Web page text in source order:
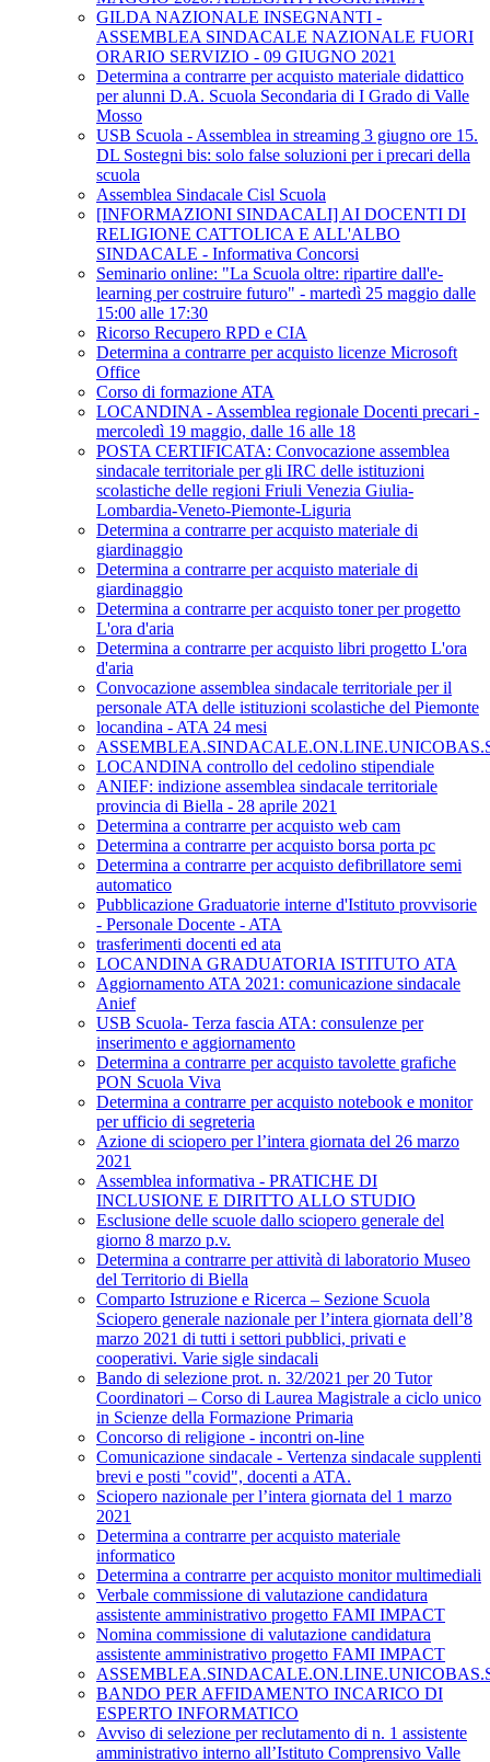
GILDA NAZIONALE INSEGNANTI -
ASSEMBLEA SINDACALE NAZIONALE FUORI
ORARIO SERVIZIO - 09 GIUGNO 2021
Determina a contrarre per acquisto materiale didattico
per alunni D.A. Scuola Secondaria di I Grado di Valle
Mosso
USB Scuola - Assemblea in streaming 3 giugno ore 15.
DL Sostegni bis: solo false soluzioni per i precari della
scuola
Assemblea Sindacale Cisl Scuola
[INFORMAZIONI SINDACALI] AI DOCENTI DI
RELIGIONE CATTOLICA E ALL'ALBO
SINDACALE - Informativa Concorsi
Seminario online: "La Scuola oltre: ripartire dall'e-
learning per costruire futuro" - martedì 25 maggio dalle
15:00 alle 17:30
Ricorso Recupero RPD e CIA
Determina a contrarre per acquisto licenze Microsoft
Office
Corso di formazione ATA
LOCANDINA - Assemblea regionale Docenti precari -
mercoledì 19 maggio, dalle 16 alle 18
POSTA CERTIFICATA: Convocazione assemblea
sindacale territoriale per gli IRC delle istituzioni
scolastiche delle regioni Friuli Venezia Giulia-
Lombardia-Veneto-Piemonte-Liguria
Determina a contrarre per acquisto materiale di
giardinaggio
Determina a contrarre per acquisto materiale di
giardinaggio
Determina a contrarre per acquisto toner per progetto
L'ora d'aria
Determina a contrarre per acquisto libri progetto L'ora
d'aria
Convocazione assemblea sindacale territoriale per il
personale ATA delle istituzioni scolastiche del Piemonte
locandina - ATA 24 mesi
LOCANDINA controllo del cedolino stipendiale
ANIEF: indizione assemblea sindacale territoriale
provincia di Biella - 28 aprile 2021
Determina a contrarre per acquisto web cam
Determina a contrarre per acquisto borsa porta pc
Determina a contrarre per acquisto defibrillatore semi
automatico
Pubblicazione Graduatorie interne d'Istituto provvisorie
- Personale Docente - ATA
trasferimenti docenti ed ata
LOCANDINA GRADUATORIA ISTITUTO ATA
Aggiornamento ATA 2021: comunicazione sindacale
Anief
USB Scuola- Terza fascia ATA: consulenze per
inserimento e aggiornamento
Determina a contrarre per acquisto tavolette grafiche
PON Scuola Viva
Determina a contrarre per acquisto notebook e monitor
per ufficio di segreteria
Azione di sciopero per l’intera giornata del 26 marzo
2021
Assemblea informativa - PRATICHE DI
INCLUSIONE E DIRITTO ALLO STUDIO
Esclusione delle scuole dallo sciopero generale del
giorno 8 marzo p.v.
Determina a contrarre per attività di laboratorio Museo
del Territorio di Biella
Comparto Istruzione e Ricerca – Sezione Scuola
Sciopero generale nazionale per l’intera giornata dell’8
marzo 2021 di tutti i settori pubblici, privati e
cooperativi. Varie sigle sindacali
Bando di selezione prot. n. 32/2021 per 20 Tutor
Coordinatori – Corso di Laurea Magistrale a ciclo unico
in Scienze della Formazione Primaria
Concorso di religione - incontri on-line
Comunicazione sindacale - Vertenza sindacale supplenti
brevi e posti "covid", docenti a ATA.
Sciopero nazionale per l’intera giornata del 1 marzo
2021
Determina a contrarre per acquisto materiale
informatico
Determina a contrarre per acquisto monitor multimediali
Verbale commissione di valutazione candidatura
assistente amministrativo progetto FAMI IMPACT
Nomina commissione di valutazione candidatura
assistente amministrativo progetto FAMI IMPACT
BANDO PER AFFIDAMENTO INCARICO DI
ESPERTO INFORMATICO
Avviso di selezione per reclutamento di n. 1 assistente
amministrativo interno all’Istituto Comprensivo Valle